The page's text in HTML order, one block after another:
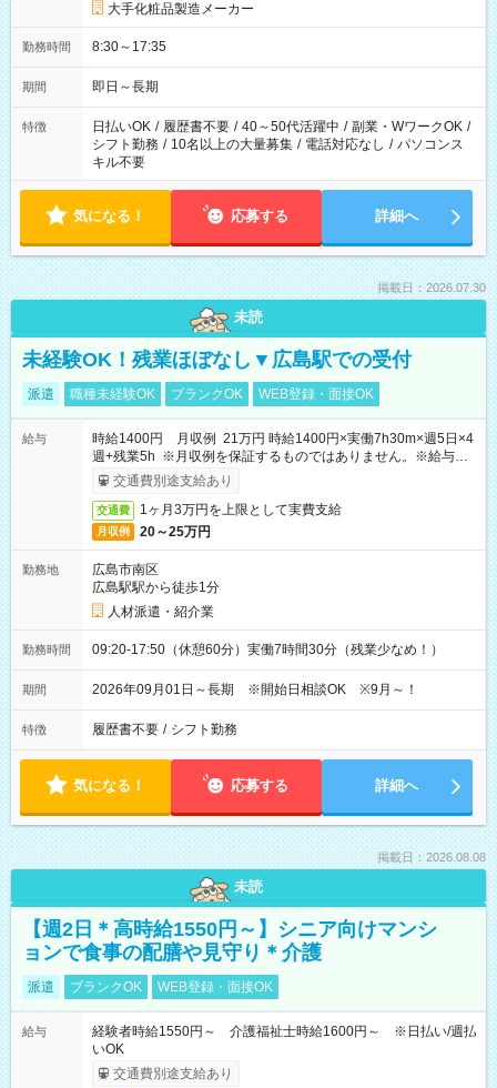
大手化粧品製造メーカー
勤務時間 8:30～17:35
期間 即日～長期
特徴 日払いOK / 履歴書不要 / 40～50代活躍中 / 副業・WワークOK /
シフト勤務 / 10名以上の大量募集 / 電話対応なし / パソコンス
キル不要
気になる！ 応募する 詳細へ
掲載日：2026.07.30
未読
未経験OK！残業ほぼなし▼広島駅での受付
派遣 職種未経験OK ブランクOK WEB登録・面接OK
給与
時給1400円 月収例 21万円 時給1400円×実働7h30m×週5日×4
週+残業5h ※月収例を保証するものではありません。※給与即
受取りサービス利用可（利用条件有）
交通費別途支給あり
交通費 1ヶ月3万円を上限として実費支給
月収例 20～25万円
勤務地
広島市南区
広島駅駅から徒歩1分
人材派遣・紹介業
勤務時間 09:20-17:50（休憩60分）実働7時間30分（残業少なめ！）
期間 2026年09月01日～長期 ※開始日相談OK ※9月～！
特徴 履歴書不要 / シフト勤務
気になる！ 応募する 詳細へ
掲載日：2026.08.08
未読
【週2日＊高時給1550円～】シニア向けマンシ
ョンで食事の配膳や見守り＊介護
派遣 ブランクOK WEB登録・面接OK
給与
経験者時給1550円～ 介護福祉士時給1600円～ ※日払い/週払
いOK
交通費別途支給あり